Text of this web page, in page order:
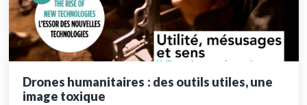
Drones humanitaires : des outils utiles, une
image toxique